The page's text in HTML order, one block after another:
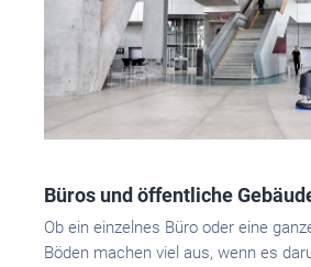
Büros und öffentliche
Ob ein einzelnes Büro oder eine
Böden machen viel aus, wenn es